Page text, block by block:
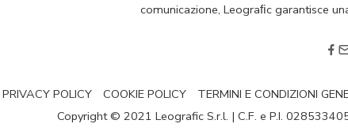
comunicazione, Leograﬁc garantisce
PRIVACY POLICY COOKIE POLICY TERMINI E CONDIZIONI
Copyright © 2021 Leografic S.r.l. | C.F. e P.I.